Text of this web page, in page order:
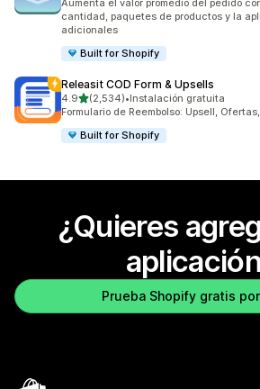
Aumenta el valor promedio del pedido
cantidad, paquetes de productos y la
adicionales
Built for Shopify
Releasit COD Form & Upsells
4.9de 5 estrellas
(2,534)
2534 reseñas en total
•Instalación gratuita
Formulario de Reembolso: Upsell,
Built for Shopify
¿Quieres
Prueba Shopify gratis